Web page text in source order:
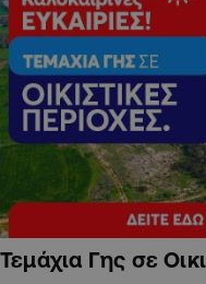
Τεμάχια Γης σε